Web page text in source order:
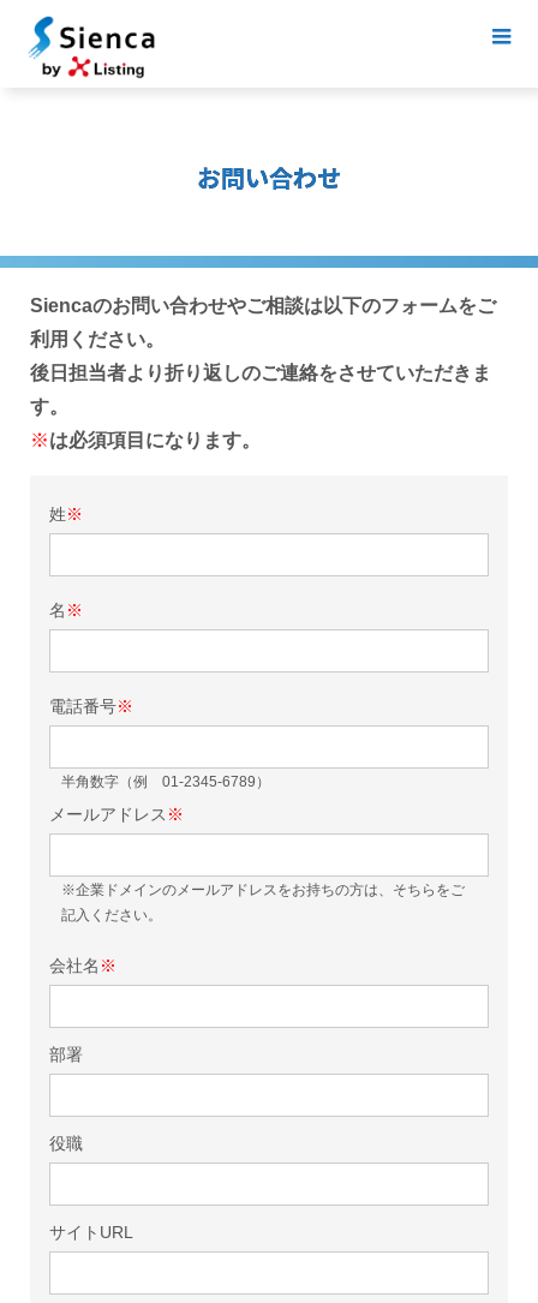
お問い合わせ
Siencaのお問い合わせやご相談は以下のフォームをご
利用ください。
後日担当者より折り返しのご連絡をさせていただきま
す。
※は必須項目になります。
姓※
名 ※
電話番号※
半角数字（例 01-2345-6789）
メールアドレス ※
※企業ドメインのメールアドレスをお持ちの方は、そちらをご
記入ください。
会社名 ※
部署
役職
サイトURL